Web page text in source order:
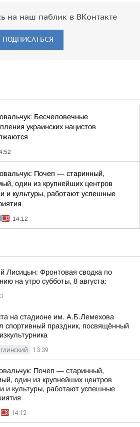
на наш паблик в ВКонтакте
ПОДПИСАТЬСЯ
Бесчеловечные
украинских нацистов
Почеп — старинный,
один из крупнейших центров
и культуры, работают успешные
14:12
Лисицын: Фронтовая сводка по
на утро субботы, 8 августа:
на стадионе им. А.Б.Лемехова
спортивный праздник, посвящённый
13:39
Почеп — старинный,
один из крупнейших центров
и культуры, работают успешные
14:12